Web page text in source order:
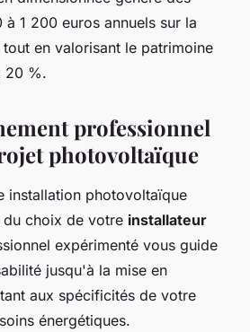
1 200 euros annuels sur la
en valorisant le patrimoine
20 %.
professionnel
photovoltaïque
installation photovoltaïque
choix de votre installateur
expérimenté vous guide
jusqu'à la mise en
aux spécificités de votre
énergétiques.